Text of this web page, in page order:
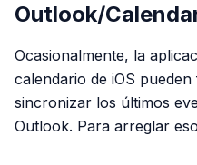
Outlook/
Ocasionalmente, la
calendario de iOS
sincronizar los últimos
Outlook. Para arreglar